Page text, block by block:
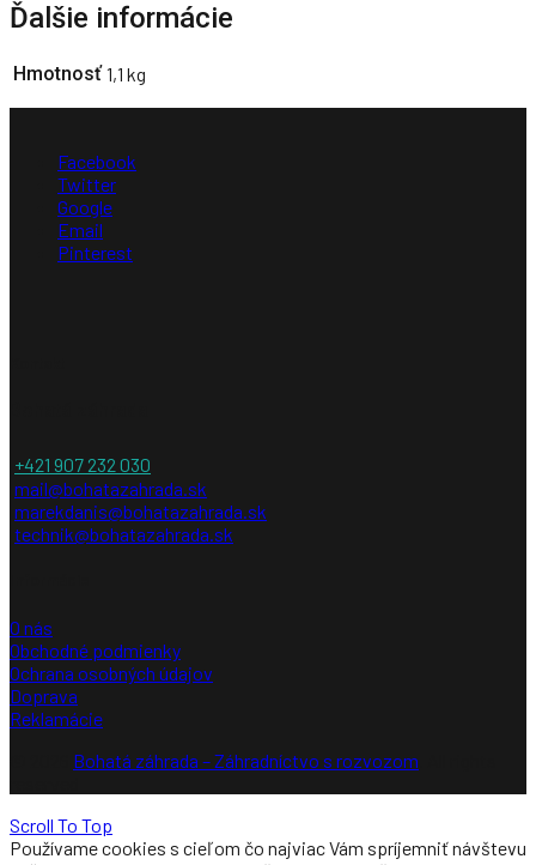
Ďalšie informácie
Hmotnosť 1,1 kg
Facebook
Twitter
Google
Email
Pinterest
+421 907 232 030
mail@bohatazahrada.sk
marekdanis@bohatazahrada.sk
technik@bohatazahrada.sk
O nás
Obchodné podmienky
Ochrana osobných údajov
Doprava
Reklamácie
Bohatá záhrada – Záhradníctvo s rozvozom
Scroll To Top
Používame cookies s cieľom čo najviac Vám spríjemniť návštevu